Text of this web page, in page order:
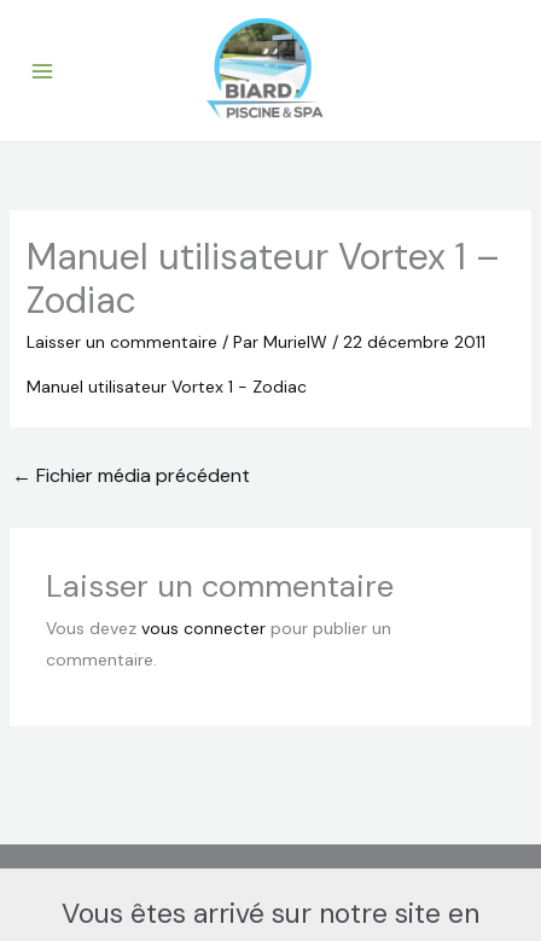
contenu
Manuel utilisateur Vortex 1 –
Zodiac
Laisser un commentaire / Par MurielW / 22 décembre 2011
Manuel utilisateur Vortex 1 - Zodiac
← Fichier média précédent
Laisser un commentaire
Vous devez vous connecterpour publier un
commentaire.
Vous êtes arrivé sur notre site en